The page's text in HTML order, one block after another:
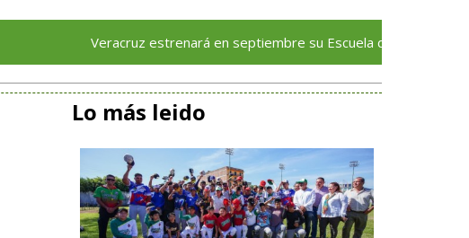
Veracruz estrenará en septiembre su Escuela de Servicios Turísticos:
Lo más leido